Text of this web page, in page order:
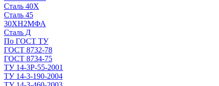
Сталь 40Х
Сталь 45
30ХН2МФА
Сталь Д
По ГОСТ ТУ
ГОСТ 8732-78
ГОСТ 8734-75
ТУ 14-3Р-55-2001
ТУ 14-3-190-2004